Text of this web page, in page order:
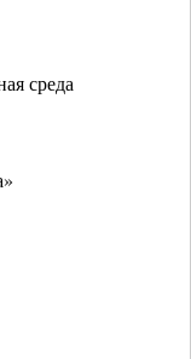
среда